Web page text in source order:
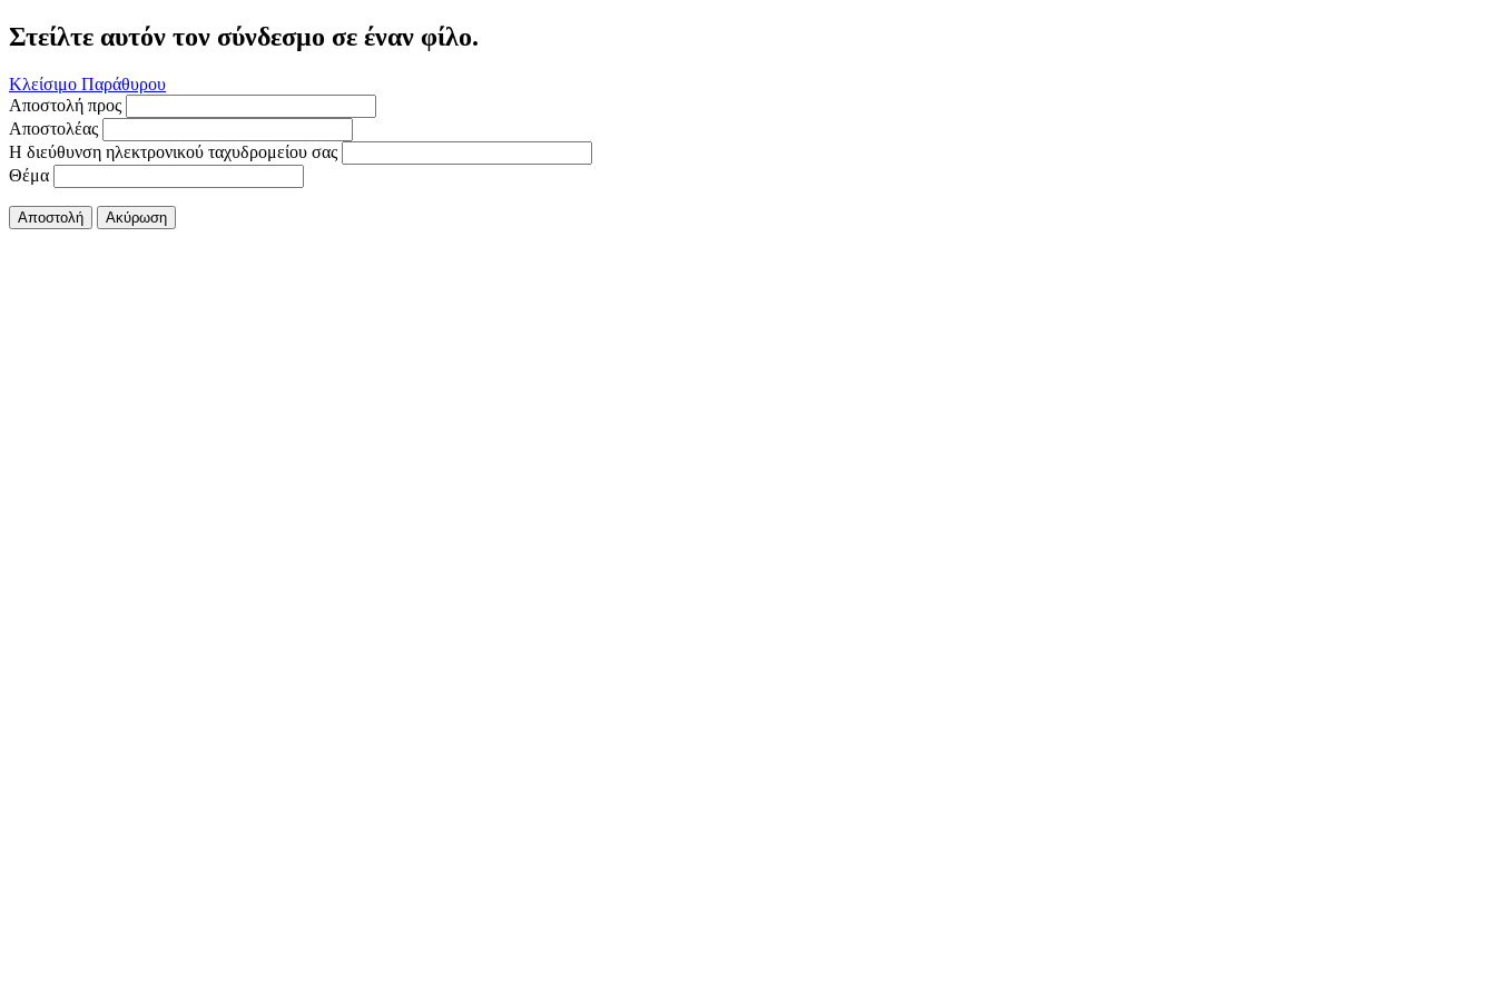
Στείλτε αυτόν τον σύνδεσμο σε έναν φίλο.
Κλείσιμο Παράθυρου
Αποστολή προς
Αποστολέας
Η διεύθυνση ηλεκτρονικού ταχυδρομείου σας
Θέμα
Αποστολή Ακύρωση